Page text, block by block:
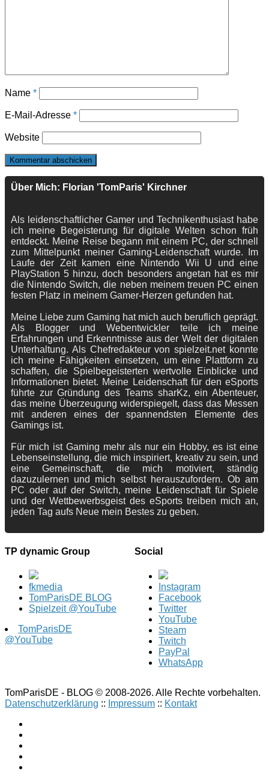
Name *
E-Mail-Adresse *
Website
Über Mich: Florian 'TomParis' Kirchner
Als leidenschaftlicher Gamer und Technikenthusiast habe
ich meine Begeisterung für digitale Welten schon früh
entdeckt. Meine Reise begann mit einem PC, der schnell
zum Mittelpunkt meiner Gaming-Leidenschaft wurde. Im
Laufe der Zeit kamen eine Nintendo Wii U und eine
PlayStation 5 hinzu, doch besonders angetan hat es mir
die Nintendo Switch, die neben meinem treuen PC einen
festen Platz in meinem Gamer-Herzen gefunden hat.
Meine Liebe zum Gaming hat mich auch beruflich geprägt.
Als Blogger und Webentwickler teile ich meine
Erfahrungen und Erkenntnisse aus der Welt der digitalen
Unterhaltung. Als Chefredakteur von spielzeit.net konnte
ich meine Fähigkeiten einsetzen, um eine Plattform zu
schaffen, die Spielbegeisterten wertvolle Einblicke und
Informationen bietet. Meine Leidenschaft für den eSports
führte zur Gründung des Teams sharKz, ein Abenteuer,
das meine Überzeugung widerspiegelt, dass das Messen
mit anderen eines der spannendsten Elemente des
Gamings ist.
Für mich ist Gaming mehr als nur ein Hobby, es ist eine
Lebenseinstellung, die mich inspiriert, kreativ zu sein, und
eine Gemeinschaft, die mich motiviert, ständig
dazuzulernen und mich selbst herauszufordern. Ob am
PC oder auf der Switch, meine Leidenschaft für Spiele
und der Wettbewerbsgeist des eSports treiben mich an,
jeden Tag aufs Neue mein Bestes zu geben.
TP dynamic Group
fkmedia
TomParisDE BLOG
Spielzeit @YouTube
TomParisDE
@YouTube
Social
Instagram
Facebook
Twitter
YouTube
Steam
Twitch
PayPal
WhatsApp
TomParisDE - BLOG © 2008-2026. Alle Rechte vorbehalten.
Datenschutzerklärung :: Impressum :: Kontakt